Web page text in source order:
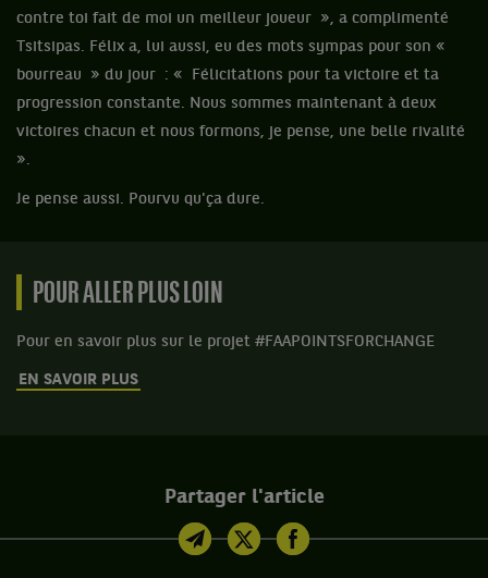
contre toi fait de moi un meilleur joueur », a complimenté
Tsitsipas. Félix a, lui aussi, eu des mots sympas pour son «
bourreau » du jour : « Félicitations pour ta victoire et ta
progression constante. Nous sommes maintenant à deux
victoires chacun et nous formons, je pense, une belle rivalité
».
Je pense aussi. Pourvu qu'ça dure.
POUR ALLER PLUS LOIN
Pour en savoir plus sur le projet #FAAPOINTSFORCHANGE
EN SAVOIR PLUS
Partager l'article